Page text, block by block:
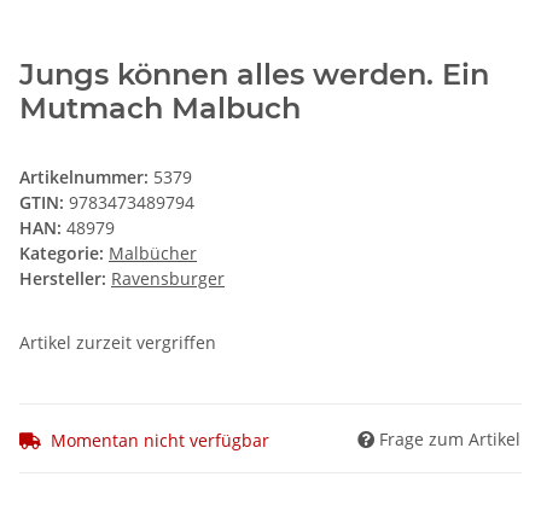
Jungs können alles werden. Ein
Mutmach Malbuch
Artikelnummer: 5379
GTIN: 9783473489794
HAN: 48979
Kategorie: Malbücher
Hersteller: Ravensburger
Artikel zurzeit vergriffen
Momentan nicht verfügbar Frage zum Artikel